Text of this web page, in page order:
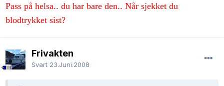
Pass på helsa.. du har bare den.. Når sjekket du
blodtrykket sist?
Frivakten
Svart 23.Juni.2008